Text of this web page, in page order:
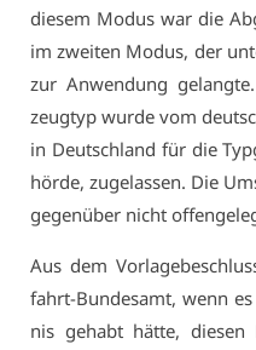
die­sem Mo­dus war die
im zwei­ten Mo­dus, der
zur An­wen­dung
zeug­typ wur­de vom
in Deutsch­land für die
hör­de, zu­ge­las­sen. Die
ge­gen­über nicht
Aus dem
fahrt-Bun­des­amt, wenn
nis ge­habt hät­te, die­sen